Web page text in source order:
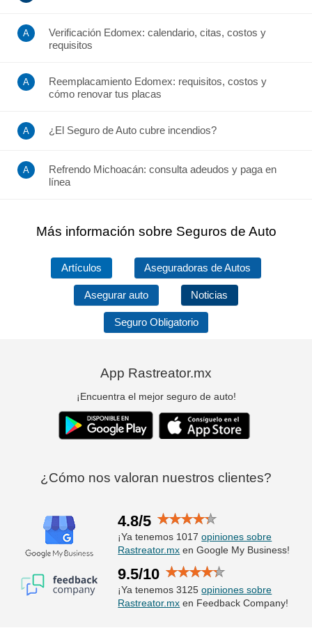
Verificación Edomex: calendario, citas, costos y
requisitos
Reemplacamiento Edomex: requisitos, costos y
cómo renovar tus placas
¿El Seguro de Auto cubre incendios?
Refrendo Michoacán: consulta adeudos y paga en
línea
Más información sobre Seguros de Auto
Artículos Aseguradoras de Autos
Asegurar auto Noticias
Seguro Obligatorio
App Rastreator.mx
¡Encuentra el mejor seguro de auto!
¿Cómo nos valoran nuestros clientes?
4.8/5
¡Ya tenemos 1017opiniones sobre
Rastreator.mx en Google My Business!
9.5/10
¡Ya tenemos 3125opiniones sobre
Rastreator.mx en Feedback Company!